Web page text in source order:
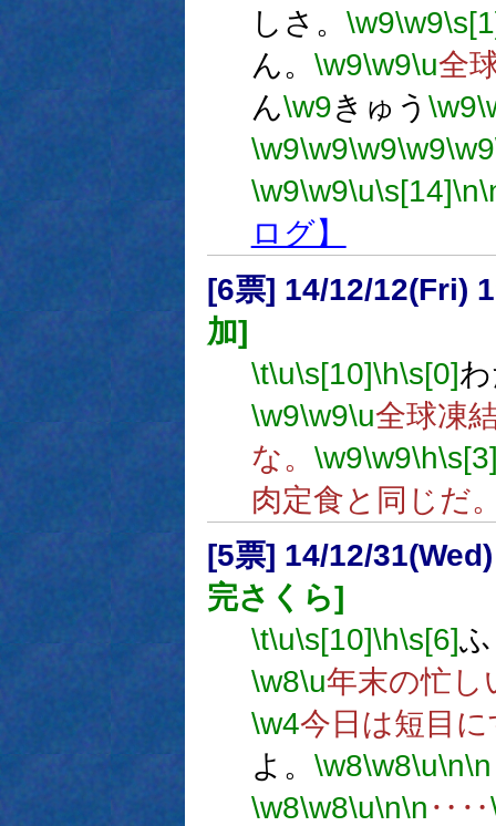
しさ。 \w9\w9
ん。 \w9\w9\u全
ん\w9きゅう \w9
\w9\w9\w9\w9\w9
\w9\w9\u\s[14]\n
ログ】
[6票] 14/12/12(Fri)
加]
\t\u\s[10]\h\s[0]
\w9\w9\u全球凍
な。 \w9\w9\h
肉定食と同じだ
[5票] 14/12/
完さくら]
\t\u\s[10]\h\s[6]
\w8\u年末の忙し
\w4今日は短目
よ。 \w8\w8\u\n\n
\w8\w8\u\n\n ‥‥